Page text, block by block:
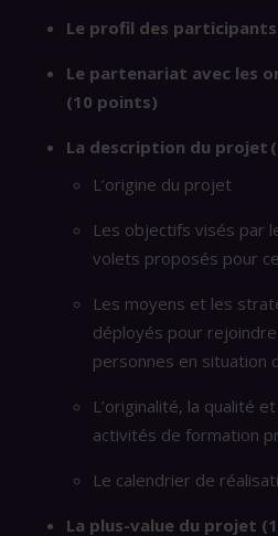
Le profil des
Le partenariat avec les
(10 points)
La description du projet
L’origine du projet
Les objectifs visés par
volets proposés pour
Les moyens et les
déployés pour
personnes en situation
L’originalité, la qualité
activités de formation
Le calendrier de
La plus-value du projet